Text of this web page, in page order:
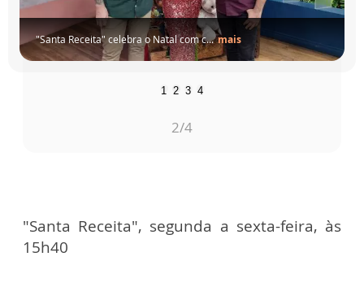
c... mais
1 2 3 4
3/4
"Santa Receita", segunda a sexta-feira, às
15h40